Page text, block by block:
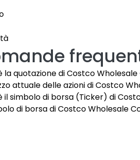
la quotazione di Costco
attuale delle azioni di Costco
il simbolo di borsa (Ticker) di
di borsa di Costco Wholesale